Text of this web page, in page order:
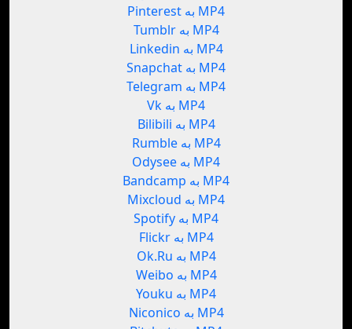
Pinterest به MP4
Tumblr به MP4
Linkedin به MP4
Snapchat به MP4
Telegram به MP4
Vk به MP4
Bilibili به MP4
Rumble به MP4
Odysee به MP4
Bandcamp به MP4
Mixcloud به MP4
Spotify به MP4
Flickr به MP4
Ok.Ru به MP4
Weibo به MP4
Youku به MP4
Niconico به MP4